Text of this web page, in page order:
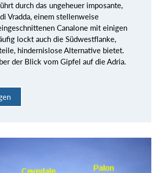
durch das ungeheuer imposante,
Vradda, einem stellenweise
Canalone mit einigen
lockt auch die Südwestflanke,
hindernislose Alternative bietet.
der Blick vom Gipfel auf die Adria.